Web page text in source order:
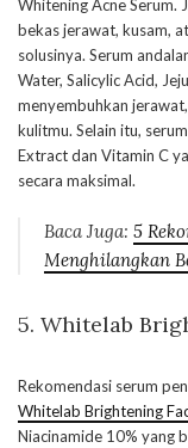
Whitening Acne Serum.
bekas jerawat, kusam,
solusinya. Serum
Water, Salicylic Acid,
menyembuhkan
kulitmu. Selain itu,
Extract dan Vitamin C
secara maksimal.
Baca Juga: 5
Menghilangkan
5. Whitelab
Rekomendasi serum
Whitelab Brightening
Niacinamide 10% yang